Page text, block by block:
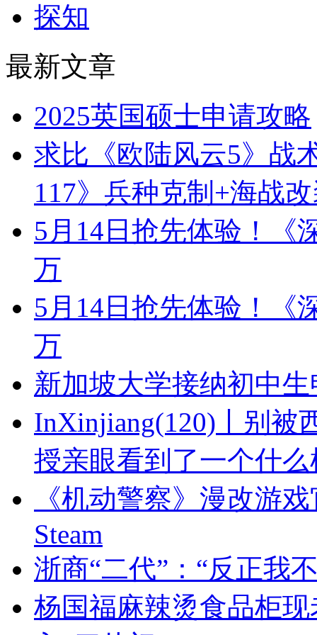
探知
最新文章
2025英国硕士申请攻略
求比《欧陆风云5》战
117》兵种克制+海战
5月14日抢先体验！《
万
5月14日抢先体验！《
万
新加坡大学接纳初中
InXinjiang(120)丨别被
授亲眼看到了一个什
《机动警察》漫改游
Steam
浙商“二代”：“反正我
杨国福麻辣烫食品柜